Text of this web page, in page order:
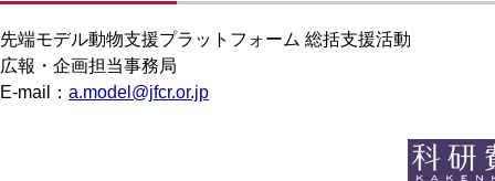
先端モデル動物支援プラットフォーム 総括支援活動
広報・企画担当事務局
E-mail： a.model@jfcr.or.jp